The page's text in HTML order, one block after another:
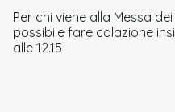
Per chi viene alla Messa
possibile fare colazione
alle 12.15